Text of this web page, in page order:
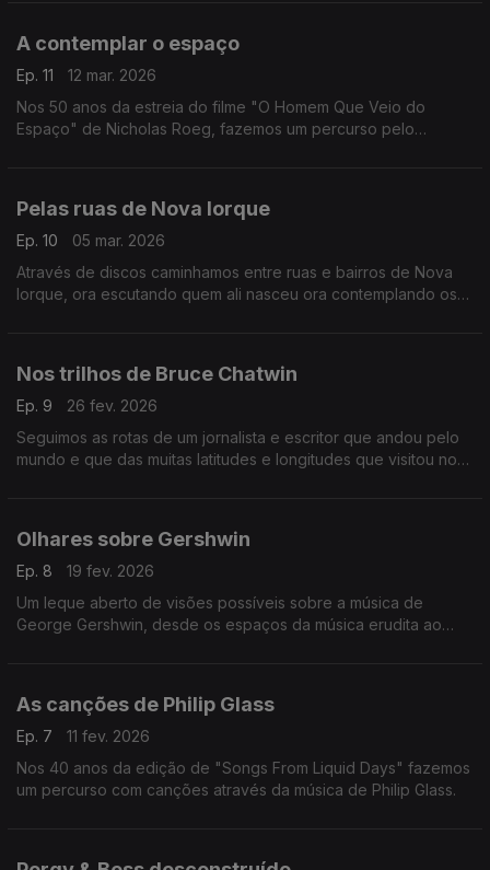
A contemplar o espaço
Ep. 11
12 mar. 2026
Nos 50 anos da estreia do filme "O Homem Que Veio do
Espaço" de Nicholas Roeg, fazemos um percurso pelo
Pelas ruas de Nova Iorque
Ep. 10
05 mar. 2026
Através de discos caminhamos entre ruas e bairros de Nova
Iorque, ora escutando quem ali nasceu ora contemplando os
Nos trilhos de Bruce Chatwin
Ep. 9
26 fev. 2026
Seguimos as rotas de um jornalista e escritor que andou pelo
mundo e que das muitas latitudes e longitudes que visitou nos
Olhares sobre Gershwin
Ep. 8
19 fev. 2026
Um leque aberto de visões possíveis sobre a música de
George Gershwin, desde os espaços da música erudita ao
As canções de Philip Glass
Ep. 7
11 fev. 2026
Nos 40 anos da edição de "Songs From Liquid Days" fazemos
um percurso com canções através da música de Philip Glass.